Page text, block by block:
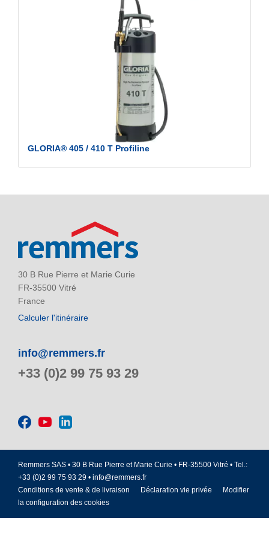
GLORIA® 405 / 410 T Profiline
30 B Rue Pierre et Marie Curie
FR-35500 Vitré
France
Calculer l'itinéraire
info@remmers.fr
+33 (0)2 99 75 93 29
Remmers SAS • 30 B Rue Pierre et Marie Curie • FR-35500 Vitré • Tel.:
+33 (0)2 99 75 93 29 • info@remmers.fr
Conditions de vente & de livraison
Déclaration vie privée
Modifier
la configuration des cookies